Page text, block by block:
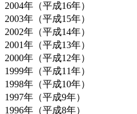
2004年（平成16年）
2003年（平成15年）
2002年（平成14年）
2001年（平成13年）
2000年（平成12年）
1999年（平成11年）
1998年（平成10年）
1997年（平成9年）
1996年（平成8年）